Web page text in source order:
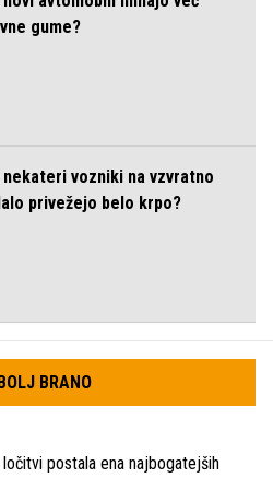
gume?
nekateri vozniki na vzvratno
privežejo belo krpo?
BRANO
postala ena najbogatejših